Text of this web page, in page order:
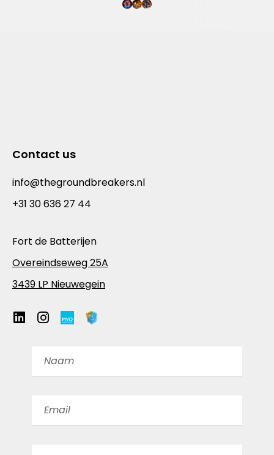
Contact us
info@thegroundbreakers.nl
+31 30 636 27 44
Fort de Batterijen
Overeindseweg 25A
3439 LP Nieuwegein